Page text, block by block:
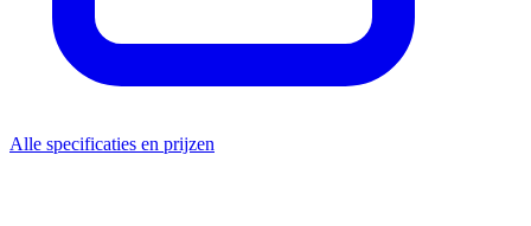
Alle specificaties en prijzen